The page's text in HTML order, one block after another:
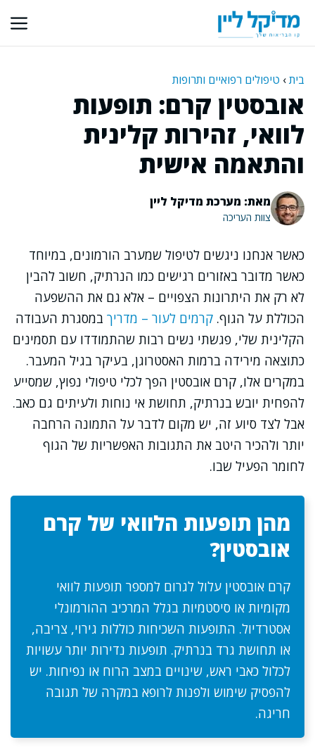
לתוכן
בית› טיפולים רפואיים ותרופות
אובסטין קרם: תופעות
לוואי, זהירות קלינית
והתאמה אישית
מאת: מערכת מדיקל ליין
צוות העריכה
כאשר אנחנו ניגשים לטיפול שמערב הורמונים, במיוחד
כאשר מדובר באזורים רגישים כמו הנרתיק, חשוב להבין
לא רק את היתרונות הצפויים – אלא גם את ההשפעה
הכוללת על הגוף. קרמים לעור – מדריך במסגרת העבודה
הקלינית שלי, פגשתי נשים רבות שהתמודדו עם תסמינים
כתוצאה מירידה ברמות האסטרוגן, בעיקר בגיל המעבר.
במקרים אלו, קרם אובסטין הפך לכלי טיפולי נפוץ, שמסייע
להפחית יובש בנרתיק, תחושת אי נוחות ולעיתים גם כאב.
אבל לצד סיוע זה, יש מקום לדבר על התמונה הרחבה
יותר ולהכיר היטב את התגובות האפשריות של הגוף
לחומר הפעיל שבו.
מהן תופעות הלוואי של קרם
אובסטין?
קרם אובסטין עלול לגרום למספר תופעות לוואי
מקומיות או סיסטמיות בגלל המרכיב ההורמונלי
אסטרדיול. התופעות השכיחות כוללות גירוי, צריבה,
או תחושת גרד בנרתיק. תופעות נדירות יותר עשויות
לכלול כאבי ראש, שינויים במצב הרוח או נפיחות. יש
להפסיק שימוש ולפנות לרופא במקרה של תגובה
חריגה.